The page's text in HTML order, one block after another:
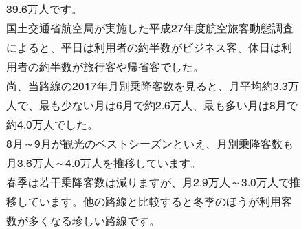
39.6万人です。
国土交通省航空局が実施した平成27年度航空旅客動態調査
によると、平日は利用者の約半数がビジネス客、休日は利
用者の約半数が旅行客や帰省客でした。
尚、当路線の2017年月別乗降客数を見ると、月平均約3.3万
人で、最も少ない月は6月で約2.6万人、最も多い月は8月で
約4.0万人でした。
8月～9月が観光のベストシーズンといえ、月別乗降客数も
月3.6万人～4.0万人を推移しています。
春季は若干乗降客数は減りますが、月2.9万人～3.0万人で推
移しています。他の路線と比較すると冬季のほうが利用客
数が多くなる珍しい路線です。